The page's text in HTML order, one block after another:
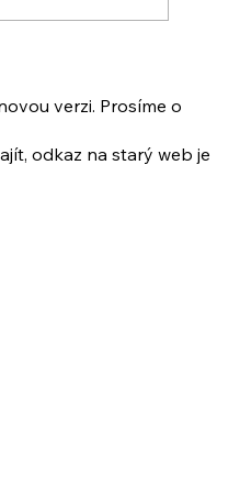
verzi. Prosíme o
odkaz na starý web je